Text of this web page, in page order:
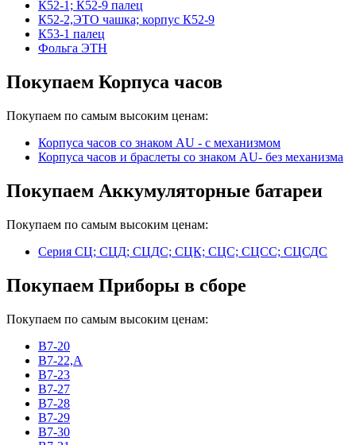
К52-1; К52-9 палец
К52-2,ЭТО чашка; корпус К52-9
К53-1 палец
Фольга ЭТН
Покупаем Корпуса часов
Покупаем по самым высоким ценам:
Корпуса часов cо знаком AU - с механизмом
Корпуса часов и браслеты со знаком AU- без механизма
Покупаем Аккумуляторные батареи
Покупаем по самым высоким ценам:
Серия СЦ; СЦД; СЦДС; СЦК; СЦС; СЦСС; СЦСДС
Покупаем Приборы в сборе
Покупаем по самым высоким ценам:
В7-20
В7-22,А
В7-23
В7-27
В7-28
В7-29
В7-30